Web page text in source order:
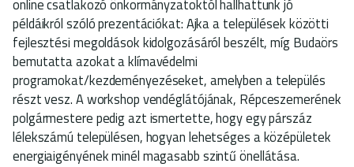
online csatlakozó önkormányzatoktól hallhattunk jó
példáikról szóló prezentációkat: Ajka a települések közötti
fejlesztési megoldások kidolgozásáról beszélt, míg Budaörs
bemutatta azokat a klímavédelmi
programokat/kezdeményezéseket, amelyben a település
részt vesz. A workshop vendéglátójának, Répceszemerének
polgármestere pedig azt ismertette, hogy egy párszáz
lélekszámú településen, hogyan lehetséges a középületek
energiaigényének minél magasabb szintű önellátása.